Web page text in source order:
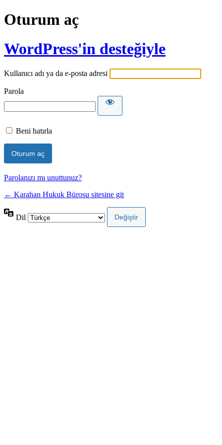
Oturum aç
WordPress'in desteğiyle
Kullanıcı adı ya da e-posta adresi
Parola
Beni hatırla
Parolanızı mı unuttunuz?
← Karahan Hukuk Bürosu sitesine git
Dil